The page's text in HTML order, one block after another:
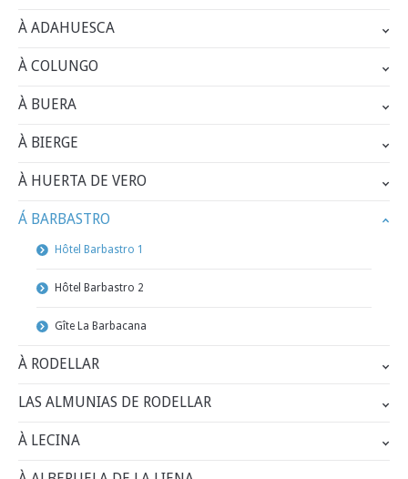
À ADAHUESCA
À COLUNGO
À BUERA
À BIERGE
À HUERTA DE VERO
Á BARBASTRO
Hôtel Barbastro 1
Hôtel Barbastro 2
Gîte La Barbacana
À RODELLAR
LAS ALMUNIAS DE RODELLAR
À LECINA